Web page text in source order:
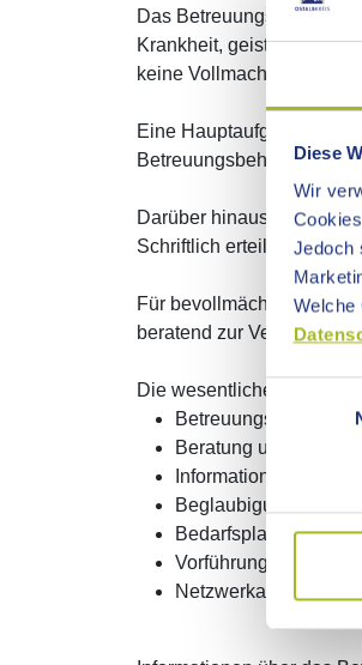
Diese
Wir
Jedoch
Welche
Das Betreuungsrecht ist
Krankheit, geistiger,
keine Vollmacht erteilt
Eine Hauptaufgabe der
Betreuungsbehörde dem
Darüber hinaus informiert
Schriftlich erteilte
Für bevollmächtigte
beratend zur Verfügung.
Die wesentlichen
Beratung und
Information und
Beglaubigung von
Bedarfsplanung,
Vorführungsaufgaben
Netzwerkarbeit